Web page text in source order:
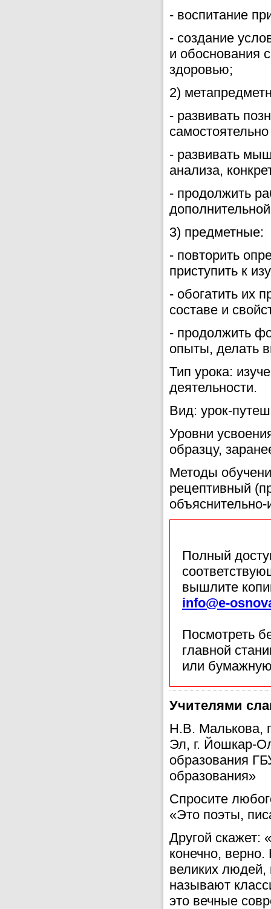
- воспитание
- создание
и обоснования
здоровью;
2)
- развивать
- развивать
анализа,
- продолжить
3) предметные:
- повторить
приступить к
- обогатить их
составе и
- продолжить
опыты, делать
Тип урока:
деятельности.
Вид: урок-
Уровни
образцу,
Методы
рецептивный
Полный
вышлите
info@e-
Посмотреть
главной
или
Учителями
Н.В. Малькова,
Эл, г. Йошкар-
образования
образования»
Спросите
«Это поэты,
Другой скажет:
конечно,
великих людей,
называют
это вечные